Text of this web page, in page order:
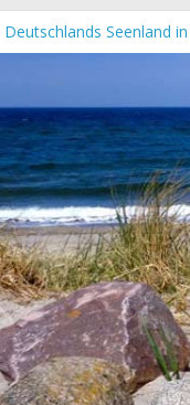
Deutschlands Seenland
„Kellenhusen nach
Neues Urlaubsmagazin
Meck-Pomm Short News